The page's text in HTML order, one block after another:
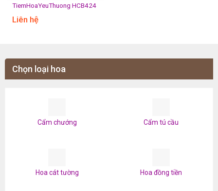
TiemHoaYeuThuong HCB424
Liên hệ
Chọn loại hoa
Cẩm chướng Cẩm tú cầu
Hoa cát tường Hoa đồng tiền